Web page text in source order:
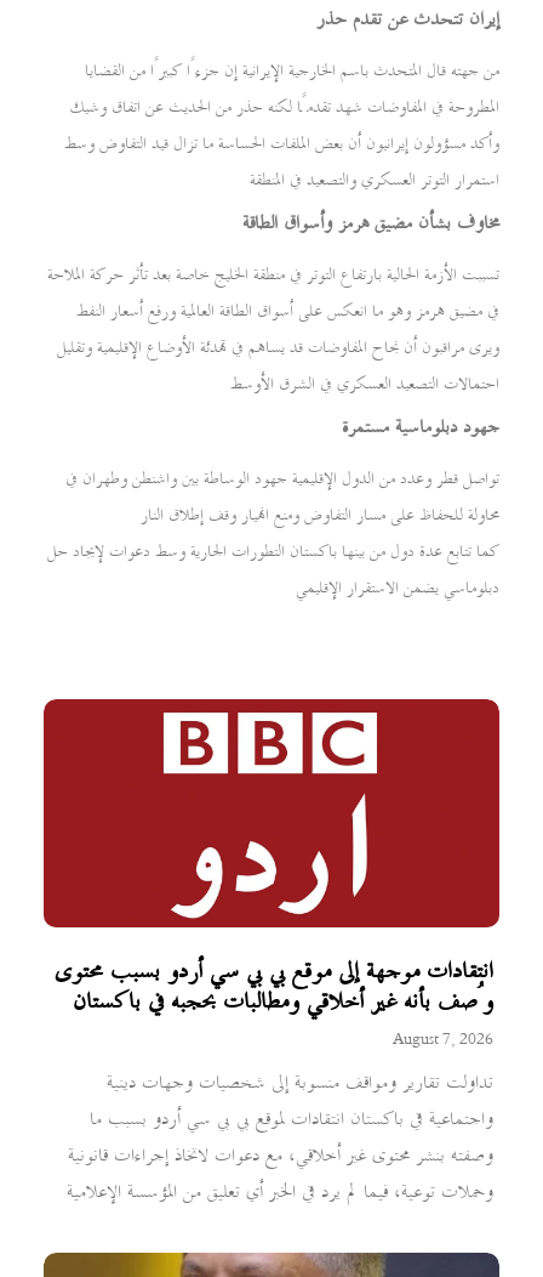
انتقادات موجهة إلى موقع بي بي سي أردو بسبب محتوى
وُصف بأنه غير أخلاقي ومطالبات بحجبه في باكستان
August 7, 2026
تداولت تقارير ومواقف منسوبة إلى شخصيات وجهات دينية
واجتماعية في باكستان انتقادات لموقع بي بي سي أردو بسبب ما
وصفته بنشر محتوى غير أخلاقي، مع دعوات لاتخاذ إجراءات قانونية
وحملات توعية، فيما لم يرد في الخبر أي تعليق من المؤسسة الإعلامية
إيران تتحدث عن تقدم حذر
من جهته قال المتحدث باسم الخارجية الإيرانية إن جزءًا كبيرًا من القضايا
المطروحة في المفاوضات شهد تقدمًا لكنه حذر من الحديث عن اتفاق وشيك
وأكد مسؤولون إيرانيون أن بعض الملفات الحساسة ما تزال قيد التفاوض وسط
استمرار التوتر العسكري والتصعيد في المنطقة
مخاوف بشأن مضيق هرمز وأسواق الطاقة
تسببت الأزمة الحالية بارتفاع التوتر في منطقة الخليج خاصة بعد تأثر حركة الملاحة
في مضيق هرمز وهو ما انعكس على أسواق الطاقة العالمية ورفع أسعار النفط
ويرى مراقبون أن نجاح المفاوضات قد يساهم في تهدئة الأوضاع الإقليمية وتقليل
احتمالات التصعيد العسكري في الشرق الأوسط
جهود دبلوماسية مستمرة
تواصل قطر وعدد من الدول الإقليمية جهود الوساطة بين واشنطن وطهران في
محاولة للحفاظ على مسار التفاوض ومنع انهيار وقف إطلاق النار
كما تتابع عدة دول من بينها باكستان التطورات الجارية وسط دعوات لإيجاد حل
دبلوماسي يضمن الاستقرار الإقليمي